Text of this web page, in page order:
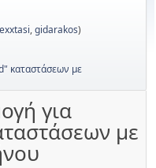
,gidarakos)
καταστάσεων με
για
με